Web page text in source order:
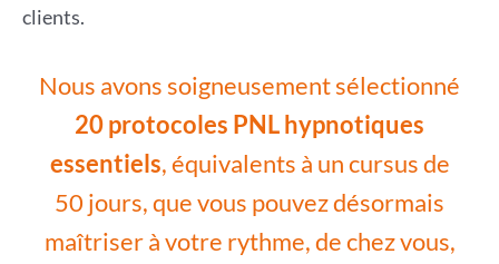
clients.
Nous avons soigneusement sélectionné
20 protocoles PNL hypnotiques
essentiels, équivalents à un cursus de
50 jours, que vous pouvez désormais
maîtriser à votre rythme, de chez vous,